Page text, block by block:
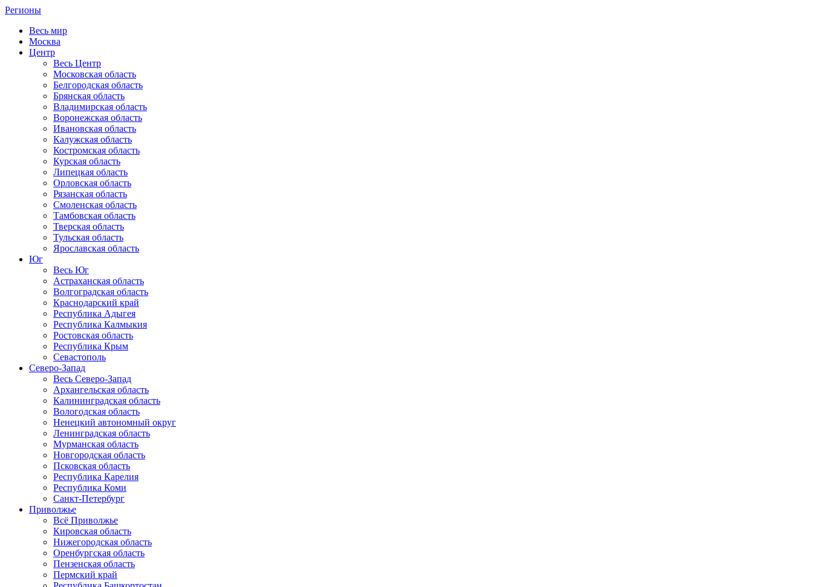
Регионы
Весь мир
Москва
Центр
Весь Центр
Московская область
Белгородская область
Брянская область
Владимирская область
Воронежская область
Ивановская область
Калужская область
Костромская область
Курская область
Липецкая область
Орловская область
Рязанская область
Смоленская область
Тамбовская область
Тверская область
Тульская область
Ярославская область
Юг
Весь Юг
Астраханская область
Волгоградская область
Краснодарский край
Республика Адыгея
Республика Калмыкия
Ростовская область
Республика Крым
Севастополь
Северо-Запад
Весь Северо-Запад
Архангельская область
Калининградская область
Вологодская область
Ненецкий автономный округ
Ленинградская область
Мурманская область
Новгородская область
Псковская область
Республика Карелия
Республика Коми
Санкт-Петербург
Приволжье
Всё Приволжье
Кировская область
Нижегородская область
Оренбургская область
Пензенская область
Пермский край